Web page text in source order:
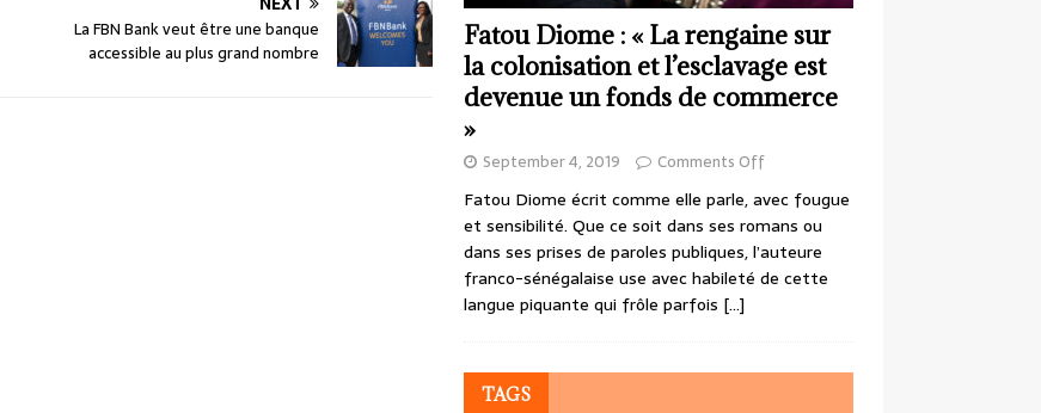
La FBN Bank veut être une banque
accessible au plus grand nombre
Fatou Diome : « La rengaine sur
la colonisation et l’esclavage est
devenue un fonds de commerce
»
September 4, 2019 Comments Off
Fatou Diome écrit comme elle parle, avec fougue
et sensibilité. Que ce soit dans ses romans ou
dans ses prises de paroles publiques, l’auteure
franco-sénégalaise use avec habileté de cette
langue piquante qui frôle parfois […]
TAGS